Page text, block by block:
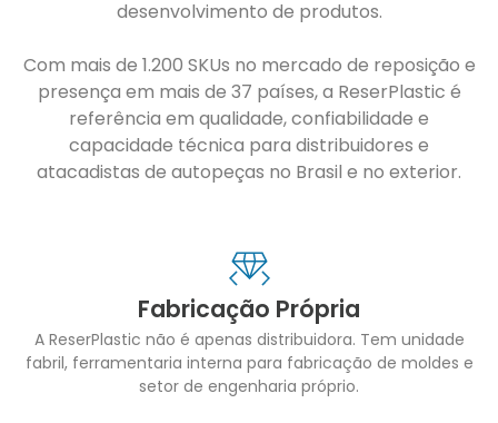
desenvolvimento de produtos.
Com mais de 1.200 SKUs no mercado de reposição e
presença em mais de 37 países, a ReserPlastic é
referência em qualidade, confiabilidade e
capacidade técnica para distribuidores e
atacadistas de autopeças no Brasil e no exterior.
Fabricação Própria
A ReserPlastic não é apenas distribuidora. Tem unidade
fabril, ferramentaria interna para fabricação de moldes e
setor de engenharia próprio.